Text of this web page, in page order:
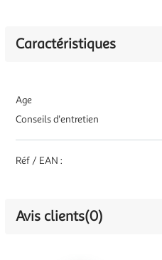
Caractéristiques
Age
Conseils d'entretien
Réf / EAN :
Avis clients(0)